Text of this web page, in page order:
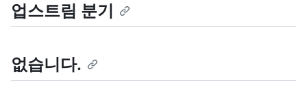
업스트림 분기
없습니다.